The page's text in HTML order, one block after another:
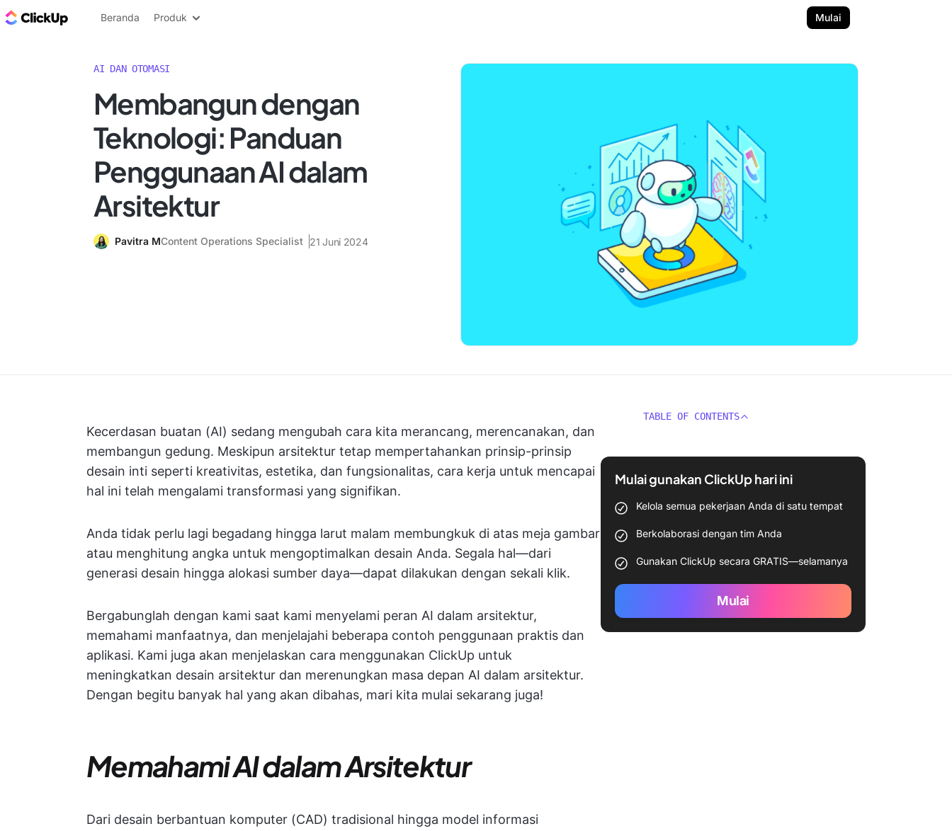
Blog ClickUp
Beranda Produk Mulai
AI DAN OTOMASI
Membangun dengan
Teknologi: Panduan
Penggunaan AI dalam
Arsitektur
Pavitra MContent Operations Specialist 21 Juni 2024
Kecerdasan buatan (AI) sedang mengubah cara kita merancang, merencanakan, dan
membangun gedung. Meskipun arsitektur tetap mempertahankan prinsip-prinsip
desain inti seperti kreativitas, estetika, dan fungsionalitas, cara kerja untuk mencapai
hal ini telah mengalami transformasi yang signifikan.
Anda tidak perlu lagi begadang hingga larut malam membungkuk di atas meja gambar
atau menghitung angka untuk mengoptimalkan desain Anda. Segala hal—dari
generasi desain hingga alokasi sumber daya—dapat dilakukan dengan sekali klik.
Bergabunglah dengan kami saat kami menyelami peran AI dalam arsitektur,
memahami manfaatnya, dan menjelajahi beberapa contoh penggunaan praktis dan
aplikasi. Kami juga akan menjelaskan cara menggunakan ClickUp untuk
meningkatkan desain arsitektur dan merenungkan masa depan AI dalam arsitektur.
Dengan begitu banyak hal yang akan dibahas, mari kita mulai sekarang juga!
Memahami AI dalam Arsitektur
Dari desain berbantuan komputer (CAD) tradisional hingga model informasi
TABLE OF CONTENTS
Mulai gunakan ClickUp hari ini
Kelola semua pekerjaan Anda di satu tempat
Berkolaborasi dengan tim Anda
Gunakan ClickUp secara GRATIS—selamanya
Mulai